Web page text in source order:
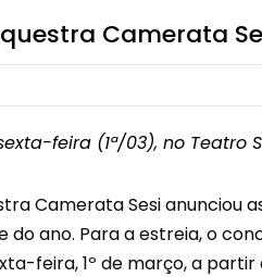
e
Exames
Saúde
Camerata
feira (1ª/03), no Teatro
Camerata Sesi anunciou
do ano. Para a estreia, o
feira, 1º de março, a partir